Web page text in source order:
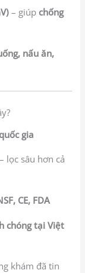
– giúp chống
nấu ăn,
gia
– lọc sâu hơn cả
CE, FDA
chóng tại Việt
khám đã tin